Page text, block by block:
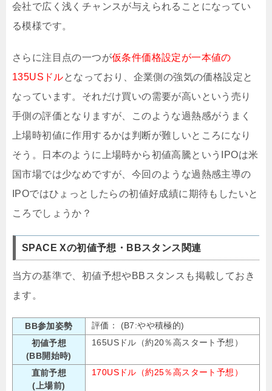
会社で広く浅くチャンスが与えられることになってい
る模様です。
さらに注目点の一つが仮条件価格設定が一本値の
135USドルとなっており、企業側の強気の価格設定と
なっています。それだけ買いの需要が高いという売り
手側の評価となりますが、このような過熱感がうまく
上場時初値に作用するかは判断が難しいところになり
そう。日本のように上場時から初値高騰というIPOは米
国市場では少なめですが、今回のような過熱感主導の
IPOではひょっとしたらの初値好成績に期待もしたいと
ころでしょうか？
SPACE Xの初値予想・BBスタンス関連
当方の基準で、初値予想やBBスタンスも掲載しておき
ます。
BB参加姿勢 評価：
(B7:やや積極的)
初値予想
(BB開始時)
165USドル（約20％高スタート予想）
直前予想
(上場前)
170USドル（約25％高スタート予想）